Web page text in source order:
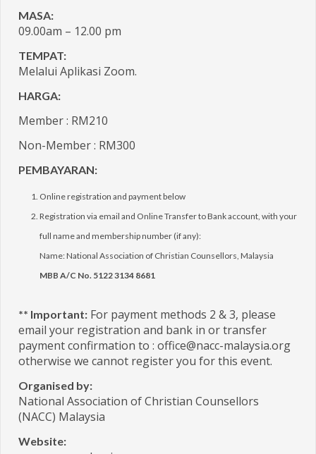
MASA:
09.00am – 12.00 pm
TEMPAT:
Melalui Aplikasi Zoom.
HARGA:
Member : RM210
Non-Member : RM300
PEMBAYARAN:
Online registration and payment below
Registration via email and Online Transfer to Bank account, with your
full name and membership number (if any):
Name: National Association of Christian Counsellors, Malaysia
MBB A/C No. 5122 3134 8681
** Important: For payment methods 2 & 3, please
email your registration and bank in or transfer
payment confirmation to : office@nacc-malaysia.org
otherwise we cannot register you for this event.
Organised by:
National Association of Christian Counsellors
(NACC) Malaysia
Website: